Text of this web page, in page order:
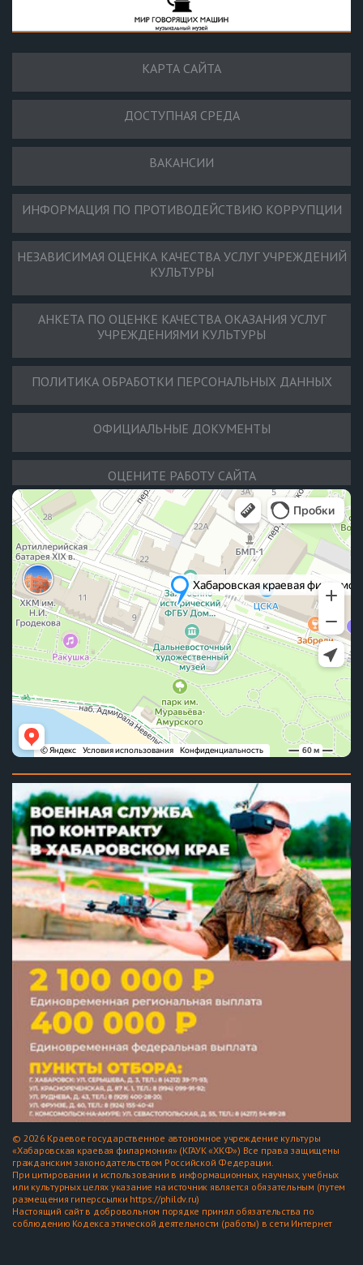
КАРТА САЙТА
ДОСТУПНАЯ СРЕДА
ВАКАНСИИ
ИНФОРМАЦИЯ ПО ПРОТИВОДЕЙСТВИЮ КОРРУПЦИИ
НЕЗАВИСИМАЯ ОЦЕНКА КАЧЕСТВА УСЛУГ УЧРЕЖДЕНИЙ
КУЛЬТУРЫ
АНКЕТА ПО ОЦЕНКЕ КАЧЕСТВА ОКАЗАНИЯ УСЛУГ
УЧРЕЖДЕНИЯМИ КУЛЬТУРЫ
ПОЛИТИКА ОБРАБОТКИ ПЕРСОНАЛЬНЫХ ДАННЫХ
ОФИЦИАЛЬНЫЕ ДОКУМЕНТЫ
ОЦЕНИТЕ РАБОТУ САЙТА
© 2026 Краевое государственное автономное учреждение культуры
«Хабаровская краевая филармония» (КГАУК «ХКФ») Все права защищены
гражданским законодательством Российской Федерации.
При цитировании и использовании в информационных, научных, учебных
или культурных целях указание на источник является обязательным (путем
размещения гиперссылки https://phildv.ru)
Настоящий сайт в добровольном порядке принял обязательства по
соблюдению Кодекса этической деятельности (работы) в сети Интернет